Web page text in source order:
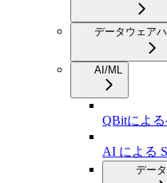
データウェア
AI/ML
QBitによ
AI による
デー